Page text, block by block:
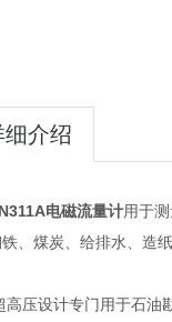
细介绍
电磁流量计用于
、煤炭、给排水、造
设计专门用于石油勘